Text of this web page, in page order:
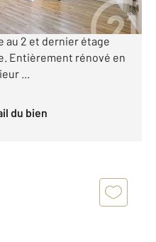
- STUDIO RENOVE ***
historique d'Agde, ce
au 2 et dernier étage
Entièrement rénové en
...
du bien